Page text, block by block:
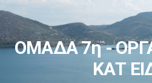
ΟΜΑΔΑ 7η -
ΚΑΤ